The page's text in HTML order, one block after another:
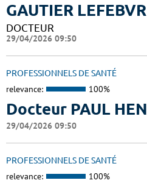
GAUTIER
DOCTEUR
29/04/2026 09:50
PROFESSIONNELS DE SANTÉ
relevance: 100%
Docteur PAUL
29/04/2026 09:50
PROFESSIONNELS DE SANTÉ
relevance: 100%